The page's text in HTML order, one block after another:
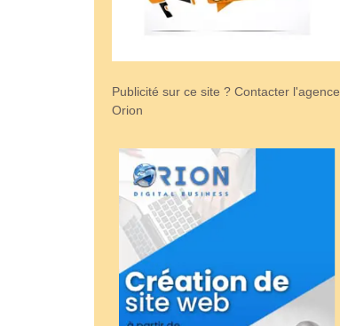
Publicité sur ce site ? Contacter l'agence
Orion